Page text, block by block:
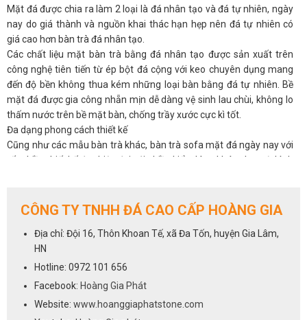
Mặt đá được chia ra làm 2 loại là đá nhân tạo và đá tự nhiên, ngày
nay do giá thành và nguồn khai thác hạn hẹp nên đá tự nhiên có
giá cao hơn bàn trà đá nhân tạo.
Các chất liệu mặt bàn trà bằng đá nhân tạo được sản xuất trên
công nghệ tiên tiến từ ép bột đá cộng với keo chuyên dụng mang
đến độ bền không thua kém những loại bàn bằng đá tự nhiên. Bề
mặt đá được gia công nhẵn mịn dễ dàng vệ sinh lau chùi, không lo
thấm nước trên bề mặt bàn, chống trầy xước cực kì tốt.
Đa dạng phong cách thiết kế
Cũng như các mẫu bàn trà khác, bàn trà sofa mặt đá ngày nay với
rất nhiều thiết kế đẹp hiện đại với nhiều kiểu dáng khác nhau từ hình
và dễ kết hợp cùng các mẫu ghế sofa gia đình.
cùng các loại chất liệu khác nhau tạo nên nét riêng và sự độc đáo
cho từng sản phẩm. Bàn mặt đá kết hợp với chân bàn gỗ mang đến
vẻ đẹp truyền thống cổ kính thể hiện sự giản dị và mộc mạc, còn
bàn trà mặt đá chân sắt lại mang đến sự chắc chắn, một không
Bàn trà mặt đá được làm từ chất liệu đá nhân tạo, giúp cho phòng
CÔNG TY TNHH ĐÁ CAO CẤP HOÀNG GIA
Địa chỉ: Đội 16, Thôn Khoan Tế, xã Đa Tốn, huyện Gia Lâm,
HN
Hotline: 0972 101 656
Facebook: Hoàng Gia Phát
Website: www.hoanggiaphatstone.com